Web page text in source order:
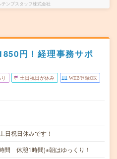
ンプスタッフ株式会社
円！経理事務サポ
土日祝日が休み WEB登録OK
祝日休みです！
間 休憩1時間)※朝はゆっくり！